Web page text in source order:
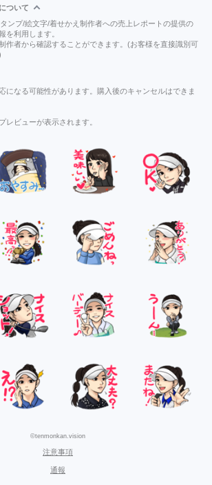
ついて
ンプ/絵文字/着せかえ制作者への売上レポートの提供の
を利用します。
作者から確認することができます。(お客様を直接識別可
になる可能性があります。購入後のキャンセルはできま
レビューが表示されます。
©tenmonkan.vision
注意事項
通報